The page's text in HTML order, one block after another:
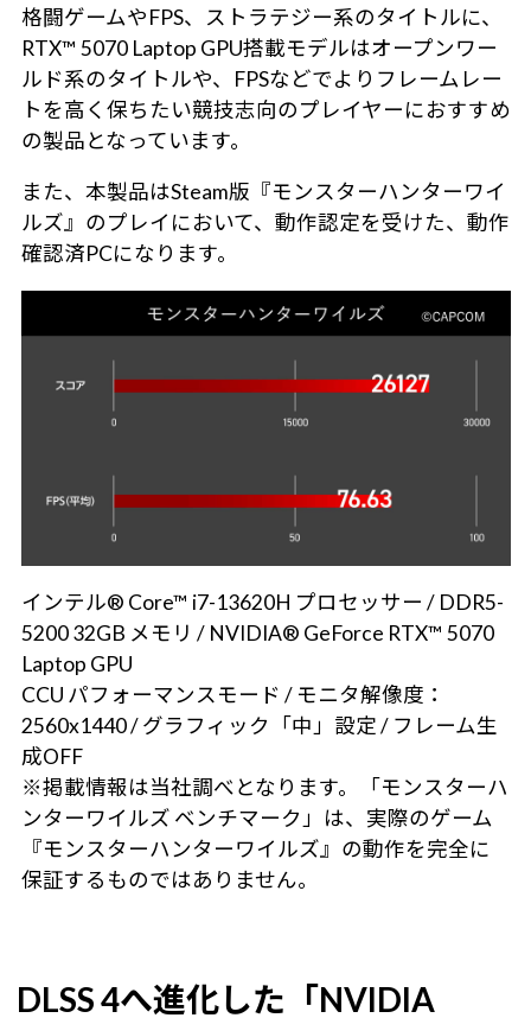
格闘ゲームやFPS、ストラテジー系のタイトルに、
RTX™ 5070 Laptop GPU搭載モデルはオープンワー
ルド系のタイトルや、FPSなどでよりフレームレー
トを高く保ちたい競技志向のプレイヤーにおすすめ
の製品となっています。
また、本製品はSteam版『モンスターハンターワイ
ルズ』のプレイにおいて、動作認定を受けた、動作
確認済PCになります。
インテル® Core™ i7-13620H プロセッサー / DDR5-
5200 32GB メモリ / NVIDIA® GeForce RTX™ 5070
Laptop GPU
CCU パフォーマンスモード / モニタ解像度：
2560x1440 / グラフィック「中」設定 / フレーム生
成OFF
※掲載情報は当社調べとなります。「モンスターハ
ンターワイルズ ベンチマーク」は、実際のゲーム
『モンスターハンターワイルズ』の動作を完全に
保証するものではありません。
DLSS 4へ進化した「NVIDIA